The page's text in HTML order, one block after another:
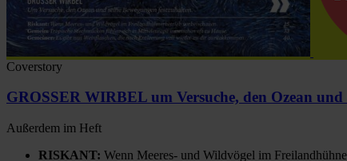
Coverstory
GROSSER WIRBEL um Versuche, den Ozean und
Außerdem im Heft
RISKANT: Wenn Meeres- und Wildvögel im